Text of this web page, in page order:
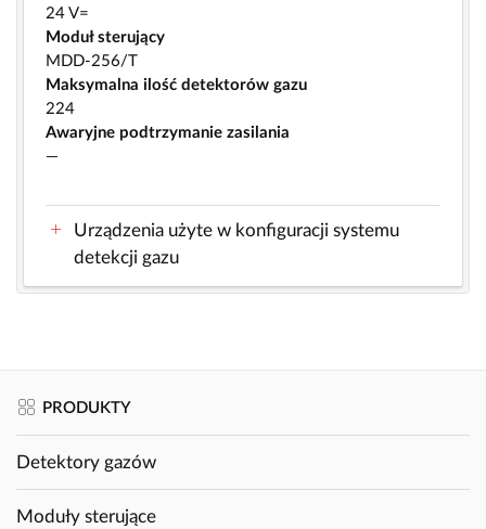
24 V=
Moduł sterujący
MDD-256/T
Maksymalna ilość detektorów gazu
224
Awaryjne podtrzymanie zasilania
—
Urządzenia użyte w konfiguracji systemu
detekcji gazu
PRODUKTY
Detektory gazów
Moduły sterujące